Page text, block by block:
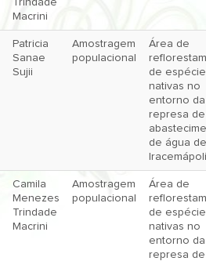
Trindade
Macrini
Patricia
Sanae
Sujii
Amostragem
populacional
Área de
de
nativas no
entorno da
represa de
de água de
Camila
Menezes
Trindade
Macrini
Amostragem
populacional
Área de
de
nativas no
entorno da
represa de